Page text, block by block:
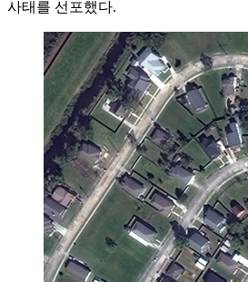
사태를 선포했다.